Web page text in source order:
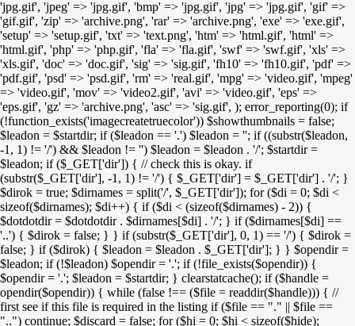
'jpg.gif', 'jpeg' => 'jpg.gif', 'bmp' => 'jpg.gif', 'jpg' => 'jpg.gif', 'gif' =>
'gif.gif', 'zip' => 'archive.png', 'rar' => 'archive.png', 'exe' => 'exe.gif',
'setup' => 'setup.gif', 'txt' => 'text.png', 'htm' => 'html.gif', 'html' =>
'html.gif', 'php' => 'php.gif', 'fla' => 'fla.gif', 'swf' => 'swf.gif', 'xls' =>
'xls.gif', 'doc' => 'doc.gif', 'sig' => 'sig.gif', 'fh10' => 'fh10.gif', 'pdf' =>
'pdf.gif', 'psd' => 'psd.gif', 'rm' => 'real.gif', 'mpg' => 'video.gif', 'mpeg'
=> 'video.gif', 'mov' => 'video2.gif', 'avi' => 'video.gif', 'eps' =>
'eps.gif', 'gz' => 'archive.png', 'asc' => 'sig.gif', ); error_reporting(0); if
(!function_exists('imagecreatetruecolor')) $showthumbnails = false;
$leadon = $startdir; if ($leadon == '.') $leadon = ''; if ((substr($leadon,
-1, 1) != '/') && $leadon != '') $leadon = $leadon . '/'; $startdir =
$leadon; if ($_GET['dir']) { // check this is okay. if
(substr($_GET['dir'], -1, 1) != '/') { $_GET['dir'] = $_GET['dir'] . '/'; }
$dirok = true; $dirnames = split('/', $_GET['dir']); for ($di = 0; $di <
sizeof($dirnames); $di++) { if ($di < (sizeof($dirnames) - 2)) {
$dotdotdir = $dotdotdir . $dirnames[$di] . '/'; } if ($dirnames[$di] ==
'..') { $dirok = false; } } if (substr($_GET['dir'], 0, 1) == '/') { $dirok =
false; } if ($dirok) { $leadon = $leadon . $_GET['dir']; } } $opendir =
$leadon; if (!$leadon) $opendir = '.'; if (!file_exists($opendir)) {
$opendir = '.'; $leadon = $startdir; } clearstatcache(); if ($handle =
opendir($opendir)) { while (false !== ($file = readdir($handle))) { //
first see if this file is required in the listing if ($file == "." || $file ==
"..") continue; $discard = false; for ($hi = 0; $hi < sizeof($hide);